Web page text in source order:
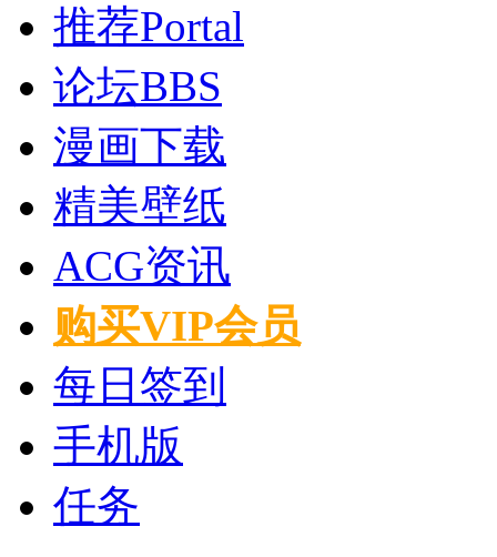
推荐Portal
论坛BBS
漫画下载
精美壁纸
ACG资讯
购买VIP会员
每日签到
手机版
任务